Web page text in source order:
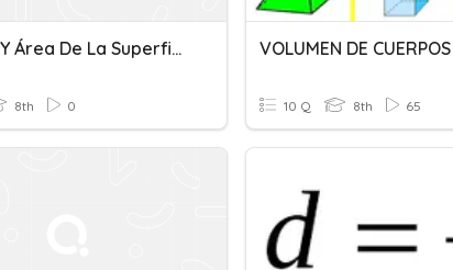
Volumen Y Área De La Superficie De Un Cilindro
8th 0 10 Q 8th 65